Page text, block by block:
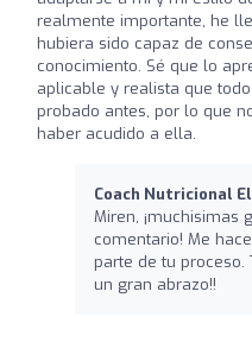
realmente importante, he
hubiera sido capaz de
conocimiento. Sé que lo
aplicable y realista que
probado antes, por lo que
haber acudido a ella.
Coach Nutricional
Miren, ¡muchisimas
comentario! Me
parte de tu
un gran abrazo!!